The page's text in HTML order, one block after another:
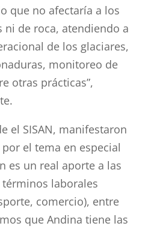
que no afectaría a los
ni de roca, atendiendo a
de los glaciares,
monitoreo de
otras prácticas”,
el SISAN, manifestaron
el tema en especial
es un real aporte a las
laborales
comercio), entre
que Andina tiene las